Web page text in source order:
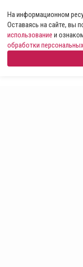
На информационном
Оставаясь на сайте, вы
использование и
обработки